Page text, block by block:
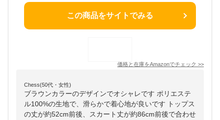
この商品をサイトでみる
価格と在庫をAmazonでチェック >>
Chess(50代・女性)
ブラウンカラーのデザインでオシャレです ポリエステ
ル100%の生地で、滑らかで着心地が良いです トップス
の丈が約52cm前後、スカート丈が約86cm前後で合わせ